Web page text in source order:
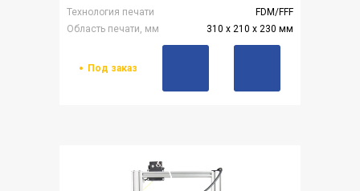
Технология печати
FDM/FFF
Область печати, мм
310 х 210 х 230 мм
Под заказ